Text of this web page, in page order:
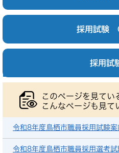
採用試験
採用試
このページを見てい
こんなページも見て
令和8年度鳥栖市職員採用試験案
令和8年度鳥栖市職員採用選考試